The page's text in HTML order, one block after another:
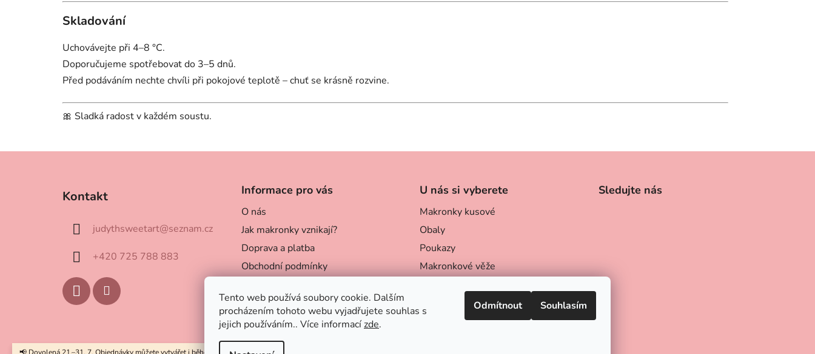
Tento web používá soubory cookie. Dalším
procházením tohoto webu vyjadřujete souhlas s
jejich používáním.. Více informacízde.
Odmítnout Souhlasím
Skladování
Uchovávejte při 4–8 °C.
Doporučujeme spotřebovat do 3–5 dnů.
Před podáváním nechte chvíli při pokojové teplotě – chuť se krásně rozvine.
🎀 Sladká radost v každém soustu.
Kontakt
judythsweetart@seznam.cz
+420 725 788 883
Informace pro vás
O nás
Jak makronky vznikají?
Doprava a platba
Obchodní podmínky
U nás si vyberete
Makronky kusové
Obaly
Poukazy
Makronkové věže
Sledujte nás